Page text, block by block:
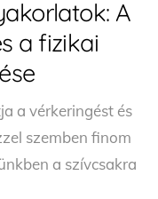
A
a fizikai
a vérkeringést és
szemben finom
a szívcsakra